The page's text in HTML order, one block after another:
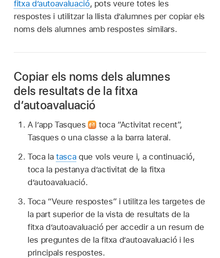
fitxa d’autoavaluació, pots veure totes les
respostes i utilitzar la llista d’alumnes per copiar els
noms dels alumnes amb respostes similars.
Copiar els noms dels alumnes
dels resultats de la fitxa
d’autoavaluació
A l’app Tasques
toca “Activitat recent”,
Tasques o una classe a la barra lateral.
Toca latasca que vols veure i, a continuació,
toca la pestanya d’activitat de la fitxa
d’autoavaluació.
Toca “Veure respostes” i utilitza les targetes de
la part superior de la vista de resultats de la
fitxa d’autoavaluació per accedir a un resum de
les preguntes de la fitxa d’autoavaluació i les
principals respostes.